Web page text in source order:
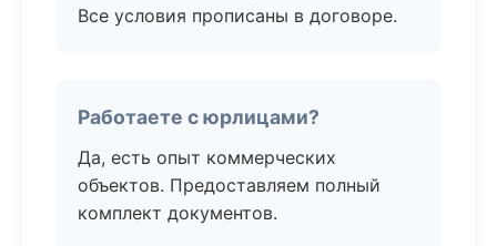
Все условия прописаны в договоре.
Работаете с юрлицами?
Да, есть опыт коммерческих
объектов. Предоставляем полный
комплект документов.